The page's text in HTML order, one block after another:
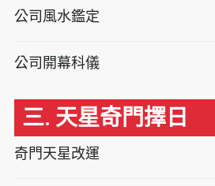
公司風水鑑定
公司開幕科儀
三. 天星奇門擇日
奇門天星改運